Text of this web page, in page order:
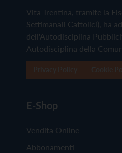
Vita Trentina, tramite la
Settimanali Cattolici), ha
dell'Autodisciplina
Autodisciplina della
E-Shop
Vendita Online
Abbonamenti